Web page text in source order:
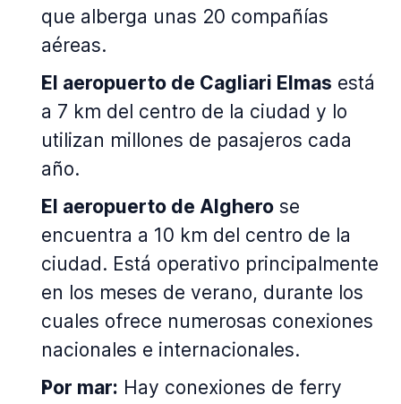
que alberga unas 20 compañías
aéreas.
El aeropuerto de Cagliari Elmas está
a 7 km del centro de la ciudad y lo
utilizan millones de pasajeros cada
año.
El aeropuerto de Alghero se
encuentra a 10 km del centro de la
ciudad. Está operativo principalmente
en los meses de verano, durante los
cuales ofrece numerosas conexiones
nacionales e internacionales.
Por mar: Hay conexiones de ferry